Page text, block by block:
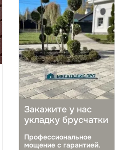
Закажите у нас
укладку брусчатки
Профессиональное
мощение с гарантией.